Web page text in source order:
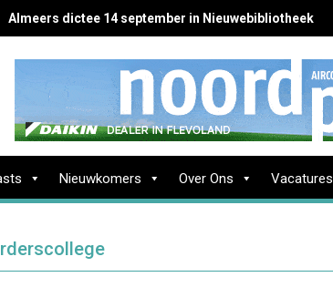
Almeers dictee 14 september in Nieuwebibliotheek
Nieuwkomers Over Ons Vacatures